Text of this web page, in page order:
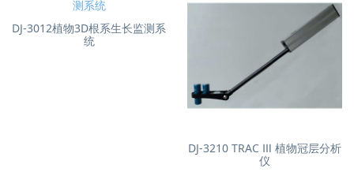
DJ-3012植物3D根系生长监测系
统
DJ-3210 TRAC Ⅲ 植物冠层分析
仪